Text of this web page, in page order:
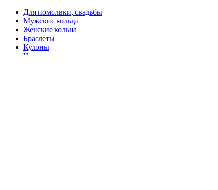
Для помолвки, свадьбы
Мужские кольца
Женские кольца
Браслеты
Кулоны
Черепа